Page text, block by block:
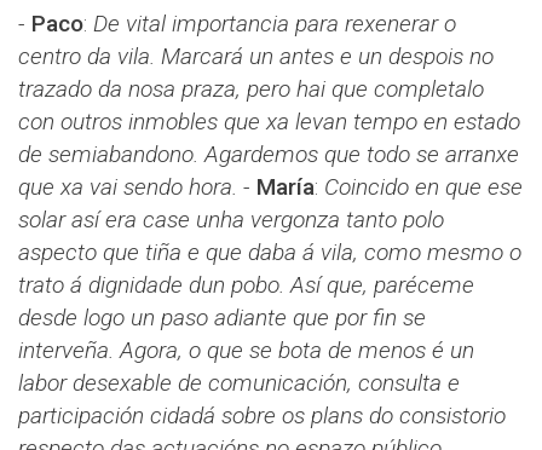
- Paco​​: De vital importancia para rexenerar o
centro da vila. Marcará un antes e un despois no
trazado da nosa praza, pero hai que completalo
con outros inmobles que xa levan tempo en estado
de semiabandono. Agardemos que todo se arranxe
que xa vai sendo hora. - María​​: Coincido en que ese
solar así era case unha vergonza tanto polo
aspecto que tiña e que daba á vila, como mesmo o
trato á dignidade dun pobo. Así que, paréceme
desde logo un paso adiante que por fin se
interveña. Agora, o que se bota de menos é un
labor desexable de comunicación, consulta e
participación cidadá sobre os plans do consistorio